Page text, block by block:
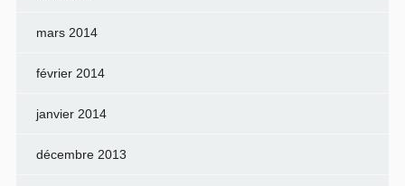
mars 2014
février 2014
janvier 2014
décembre 2013